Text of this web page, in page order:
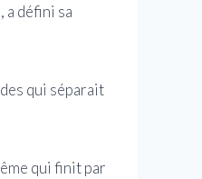
a défini sa
qui séparait
qui finit par